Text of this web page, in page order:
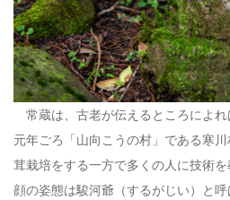
常蔵は、古老が伝えるところによ
元年ごろ「山向こうの村」である寒
茸栽培をする一方で多くの人に技術
顔の姿態は駿河爺（するがじい）と呼